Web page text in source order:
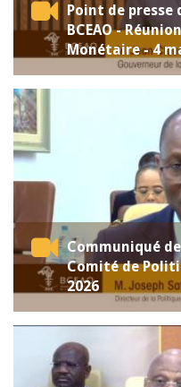
Point de presse
BCEAO -
Monétaire - 4
Communiqué
Comité de
2026